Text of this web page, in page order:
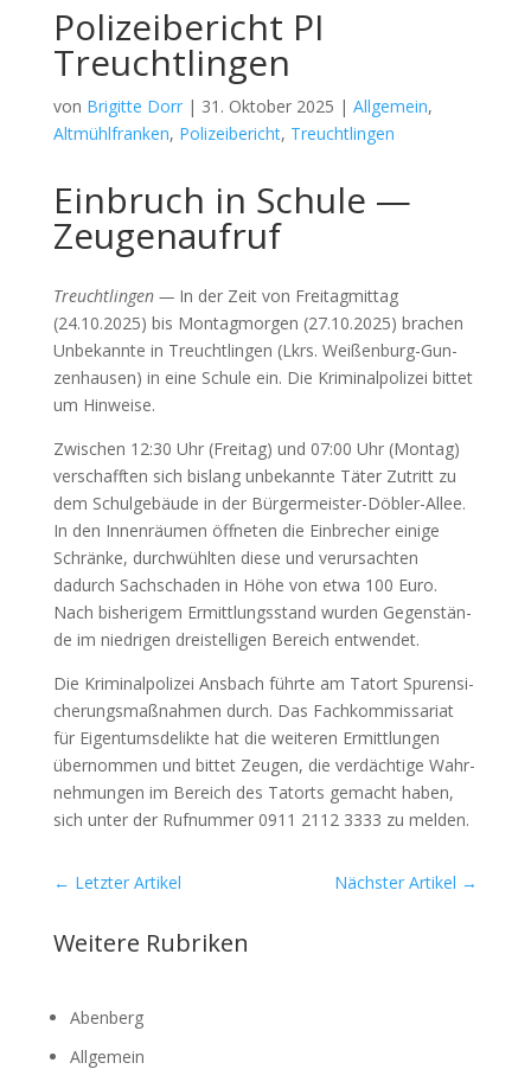
Polizeibericht PI
Treuchtlingen
von Brigitte Dorr| 31. Oktober 2025 | Allgemein,
Altmühlfranken, Polizeibericht, Treuchtlingen
Einbruch in Schule —
Zeugenaufruf
Treucht­lin­gen — In der Zeit von Frei­tag­mit­tag
(24.10.2025) bis Mon­tag­mor­gen (27.10.2025) bra­chen
Unbe­kann­te in Treucht­lin­gen (Lkrs. Wei­ßen­burg-Gun­
zen­hau­sen) in eine Schu­le ein. Die Kri­mi­nal­po­li­zei bit­tet
um Hin­wei­se.
Zwi­schen 12:30 Uhr (Frei­tag) und 07:00 Uhr (Mon­tag)
ver­schaff­ten sich bis­lang unbe­kann­te Täter Zutritt zu
dem Schul­ge­bäu­de in der Bür­ger­meis­ter-Döb­ler-Allee.
In den Innen­räu­men öff­ne­ten die Ein­bre­cher eini­ge
Schrän­ke, durch­wühl­ten die­se und ver­ur­sach­ten
dadurch Sach­scha­den in Höhe von etwa 100 Euro.
Nach bis­he­ri­gem Ermitt­lungs­stand wur­den Gegen­stän­
de im nied­ri­gen drei­stel­li­gen Bereich ent­wen­det.
Die Kri­mi­nal­po­li­zei Ans­bach führ­te am Tat­ort Spu­ren­si­
che­rungs­maß­nah­men durch. Das Fach­kom­mis­sa­ri­at
für Eigen­tums­de­lik­te hat die wei­te­ren Ermitt­lun­gen
über­nom­men und bit­tet Zeu­gen, die ver­däch­ti­ge Wahr­
neh­mun­gen im Bereich des Tat­orts gemacht haben,
sich unter der Ruf­num­mer 0911 2112 3333 zu mel­den.
← Letzter Artikel Nächster Artikel →
Weitere Rubriken
Abenberg
Allgemein